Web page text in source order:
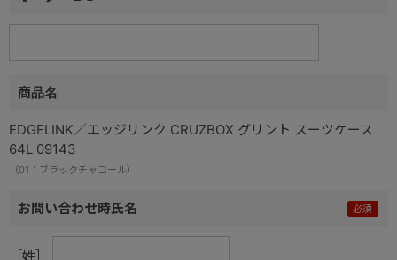
商品名
EDGELINK／エッジリンク CRUZBOX グリント スーツケース
64L 09143
（01：ブラックチャコール）
お問い合わせ時氏名
［姓］